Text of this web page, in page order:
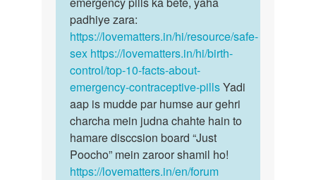
padhiye zara:
https://lovematters.in/hi/resource/safe-
sex https://lovematters.in/hi/birth-
control/top-10-facts-about-
emergency-contraceptive-pillsYadi
aap is mudde par humse aur gehri
charcha mein judna chahte hain to
hamare disccsion board “Just
Poocho” mein zaroor shamil ho!
https://lovematters.in/en/forum